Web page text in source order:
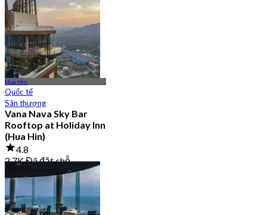
Hua Hin
Quốc tế
Sân thượng
Vana Nava Sky Bar
Rooftop at Holiday Inn
(Hua Hin)
4.8
2.7K Đã đặt chỗ